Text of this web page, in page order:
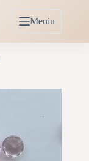
Meniu